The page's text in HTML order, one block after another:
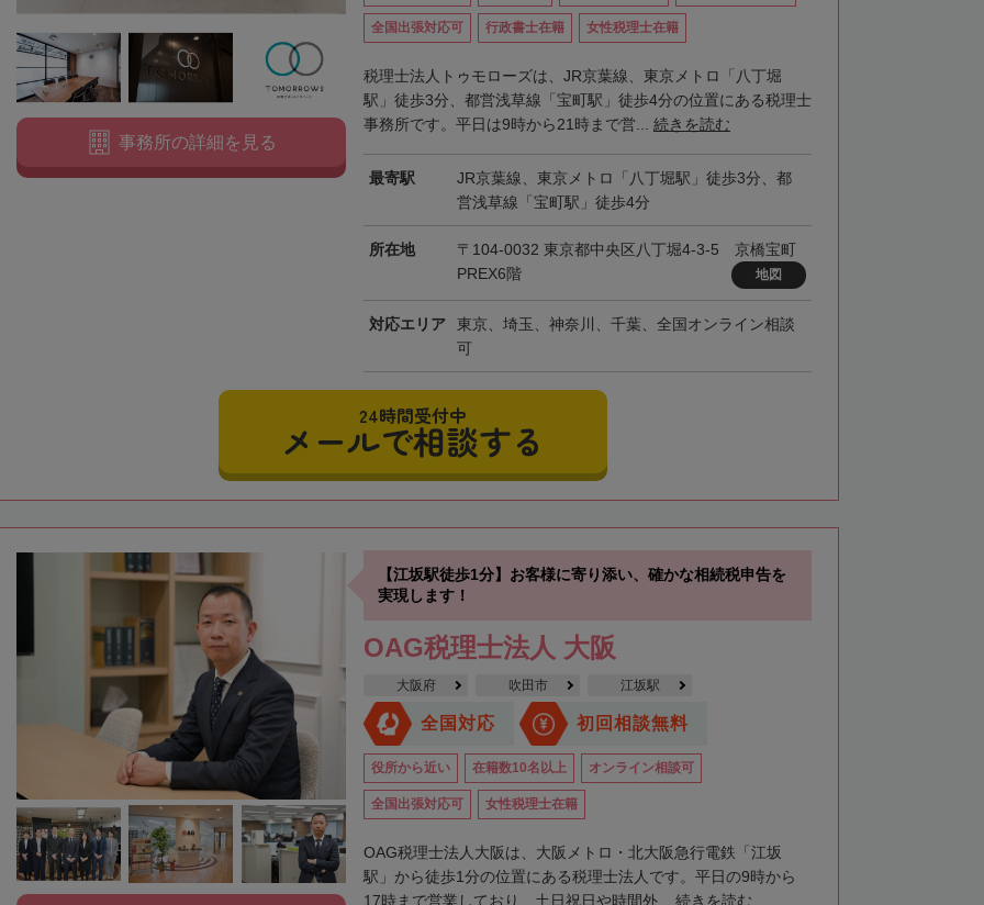
全国出張対応可 行政書士在籍 女性税理士在籍
税理士法人トゥモローズは、JR京葉線、東京メトロ「八丁堀
駅」徒歩3分、都営浅草線「宝町駅」徒歩4分の位置にある税理士
事務所です。平日は9時から21時まで営... 続きを読む
最寄駅
JR京葉線、東京メトロ「八丁堀駅」徒歩3分、都
営浅草線「宝町駅」徒歩4分
所在地
〒104-0032 東京都中央区八丁堀4-3-5 京橋宝町
PREX6階
地図
対応エリア
東京、埼玉、神奈川、千葉、全国オンライン相談
可
事務所の詳細を見る
24時間受付中
メールで相談する
【江坂駅徒歩1分】お客様に寄り添い、確かな相続税申告を
実現します！
OAG税理士法人 大阪
大阪府 吹田市 江坂駅
全国対応 初回相談無料
役所から近い 在籍数10名以上 オンライン相談可
全国出張対応可 女性税理士在籍
OAG税理士法人大阪は、大阪メトロ・北大阪急行電鉄「江坂
駅」から徒歩1分の位置にある税理士法人です。平日の9時から
17時まで営業しており、土日祝日や時間外... 続きを読む